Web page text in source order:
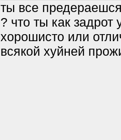
ты все
? что ты как
хорошисто или
всякой хyйней